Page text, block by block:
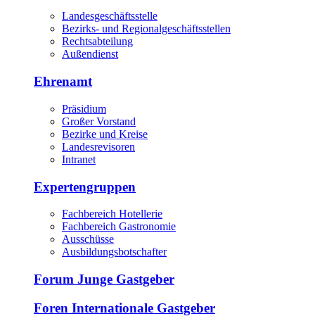
Landesgeschäftsstelle
Bezirks- und Regionalgeschäftsstellen
Rechtsabteilung
Außendienst
Ehrenamt
Präsidium
Großer Vorstand
Bezirke und Kreise
Landesrevisoren
Intranet
Expertengruppen
Fachbereich Hotellerie
Fachbereich Gastronomie
Ausschüsse
Ausbildungsbotschafter
Forum Junge Gastgeber
Foren Internationale Gastgeber